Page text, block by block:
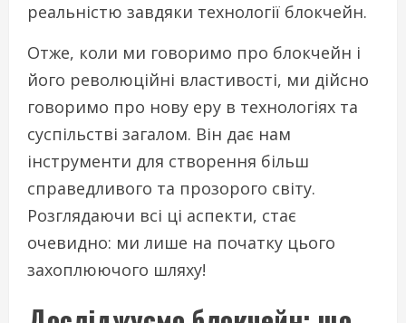
реальністю завдяки технології блокчейн.
Отже, коли ми говоримо про блокчейн і
його революційні властивості, ми дійсно
говоримо про нову еру в технологіях та
суспільстві загалом. Він дає нам
інструменти для створення більш
справедливого та прозорого світу.
Розглядаючи всі ці аспекти, стає
очевидно: ми лише на початку цього
захоплюючого шляху!